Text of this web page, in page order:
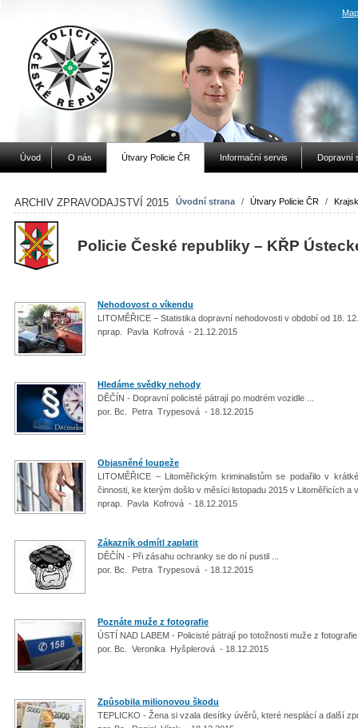
Úvod O nás Útvary Policie ČR Informační servis Dopravní
Úvodní strana / Útvary Policie ČR /
ARCHIV ZPRAVODAJSTVÍ 2015
Policie České republiky – KŘP
Nehodovost o víkendu
LITOMĚŘICE – Statistika dopravní nehodovosti v období od 18.
nprap. Pavla Kofrová - 21.12.2015
Hledáme svědky nehody
DĚČÍN - Dopravní policisté pátrají po modrém vozidle ...
por. Bc. Petra Trypesová - 18.12.2015
Objasněné loupeže
LITOMĚŘICE – Litoměřickým kriminalistům se podařilo v
činnosti, ke kterým došlo v měsíci listopadu 2015 v Litoměřicích a
nprap. Pavla Kofrová - 18.12.2015
Zákazník odmítl zaplatit
DĚČÍN - Při zásahu ochranky se do ní pustil ...
por. Bc. Petra Trypesová - 18.12.2015
Poznáte muže z fotografie
ÚSTÍ NAD LABEM - Policisté pátrají po totožnosti muže z
por. Bc. Veronika Hyšplerová - 18.12.2015
Způsobila milionovou škodu
TEPLICKO - Žena si vzala desítky úvěrů, které nesplácí a další